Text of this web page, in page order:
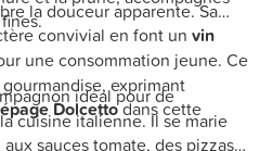
la douceur apparente. Sa
convivial en font un vin
une consommation jeune. Ce
exprimant
Dolcettodans cette
idéal pour de
cuisine italienne. Il se marie
aux sauces tomate, des pizzas